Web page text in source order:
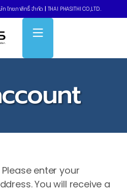
ท ไทยภาสิทธิ์ จำกัด THAI PHASITHI CO.,LTD..
enter your
You will receive a